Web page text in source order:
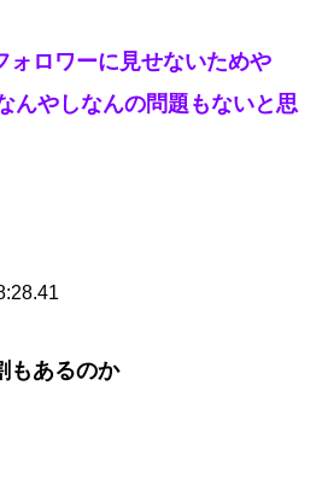
ォロワーに見せないためや
んやしなんの問題もないと思
もあるのか